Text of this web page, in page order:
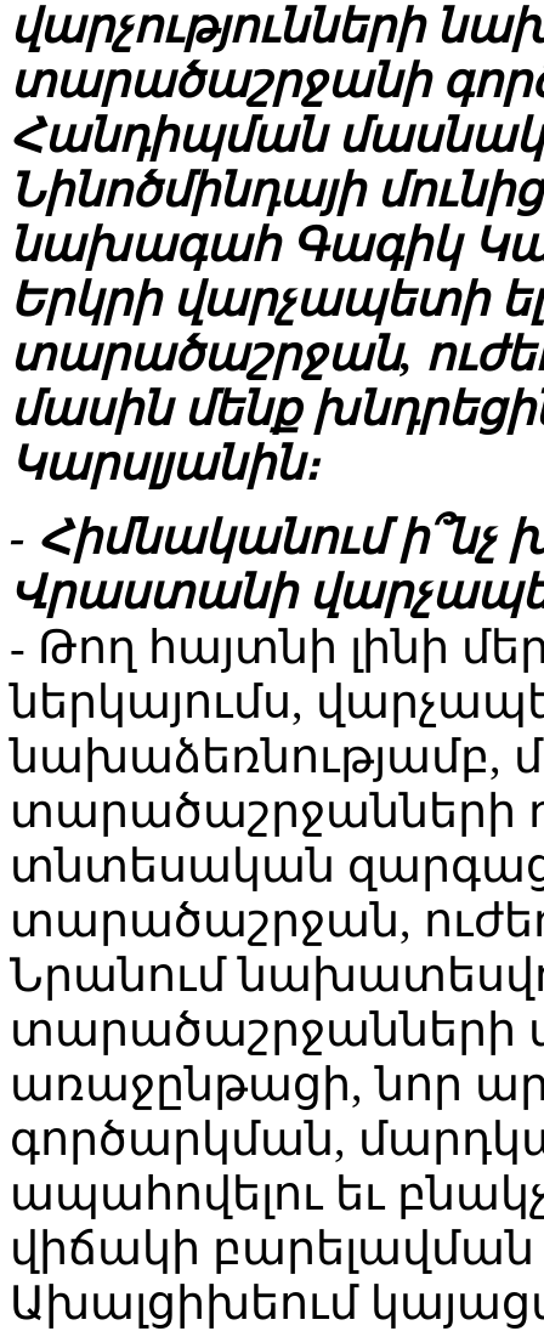
վարչությունների
տարածաշրջանի
Հանդիպման
Նինոծմինդայի
նախագահ Գագիկ
Երկրի վարչապետի
տարածաշրջան,
մասին մենք
Կարսլյանին։
- Հիմնականում ի՞նչ
Վրաստանի
- Թող հայտնի լինի
ներկայումս,
նախաձեռնությամբ,
տարածաշրջանների
տնտեսական
տարածաշրջան,
Նրանում
առաջընթացի, նոր
գործարկման,
ապահովելու եւ
վիճակի
Ախալցիխեում